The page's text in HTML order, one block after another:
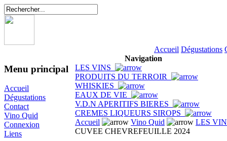
Accueil Dégustations
Menu principal
Accueil
Dégustations
Contact
Vino Quid
Connexion
Liens
Navigation
LES VINS
PRODUITS DU TERROIR
WHISKIES
EAUX DE VIE
V.D.N APERITIFS BIERES
CREMES LIQUEURS SIROPS
Accueil
Vino Quid
LES
CUVEE CHEVREFEUILLE 2024